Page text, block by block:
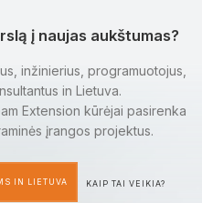
į naujas aukštumas?
inžinierius, programuotojus,
in Lietuva.
Extension kūrėjai pasirenka
įrangos projektus.
IN LIETUVA KAIP TAI VEIKIA?